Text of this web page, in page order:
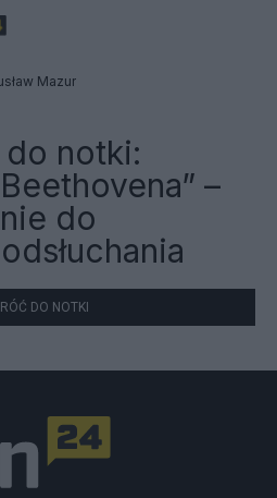
Mazur
notki:
–
do
DO NOTKI